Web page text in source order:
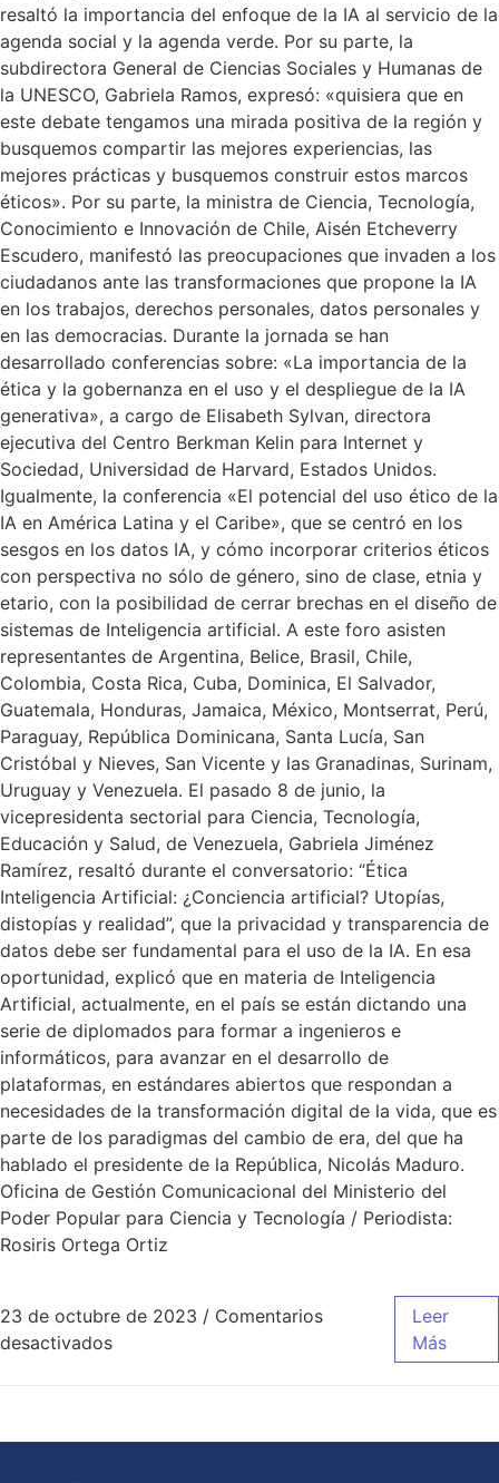
resaltó la importancia del enfoque de la IA al servicio de la
agenda social y la agenda verde. Por su parte, la
subdirectora General de Ciencias Sociales y Humanas de
la UNESCO, Gabriela Ramos, expresó: «quisiera que en
este debate tengamos una mirada positiva de la región y
busquemos compartir las mejores experiencias, las
mejores prácticas y busquemos construir estos marcos
éticos». Por su parte, la ministra de Ciencia, Tecnología,
Conocimiento e Innovación de Chile, Aisén Etcheverry
Escudero, manifestó las preocupaciones que invaden a los
ciudadanos ante las transformaciones que propone la IA
en los trabajos, derechos personales, datos personales y
en las democracias. Durante la jornada se han
desarrollado conferencias sobre: «La importancia de la
ética y la gobernanza en el uso y el despliegue de la IA
generativa», a cargo de Elisabeth Sylvan, directora
ejecutiva del Centro Berkman Kelin para Internet y
Sociedad, Universidad de Harvard, Estados Unidos.
Igualmente, la conferencia «El potencial del uso ético de la
IA en América Latina y el Caribe», que se centró en los
sesgos en los datos IA, y cómo incorporar criterios éticos
con perspectiva no sólo de género, sino de clase, etnia y
etario, con la posibilidad de cerrar brechas en el diseño de
sistemas de Inteligencia artificial. A este foro asisten
representantes de Argentina, Belice, Brasil, Chile,
Colombia, Costa Rica, Cuba, Dominica, El Salvador,
Guatemala, Honduras, Jamaica, México, Montserrat, Perú,
Paraguay, República Dominicana, Santa Lucía, San
Cristóbal y Nieves, San Vicente y las Granadinas, Surinam,
Uruguay y Venezuela. El pasado 8 de junio, la
vicepresidenta sectorial para Ciencia, Tecnología,
Educación y Salud, de Venezuela, Gabriela Jiménez
Ramírez, resaltó durante el conversatorio: “Ética
Inteligencia Artificial: ¿Conciencia artificial? Utopías,
distopías y realidad”, que la privacidad y transparencia de
datos debe ser fundamental para el uso de la IA. En esa
oportunidad, explicó que en materia de Inteligencia
Artificial, actualmente, en el país se están dictando una
serie de diplomados para formar a ingenieros e
informáticos, para avanzar en el desarrollo de
plataformas, en estándares abiertos que respondan a
necesidades de la transformación digital de la vida, que es
parte de los paradigmas del cambio de era, del que ha
hablado el presidente de la República, Nicolás Maduro.
Oficina de Gestión Comunicacional del Ministerio del
Poder Popular para Ciencia y Tecnología / Periodista:
Rosiris Ortega Ortiz
23 de octubre de 2023 / Comentarios
desactivados
Leer
Más